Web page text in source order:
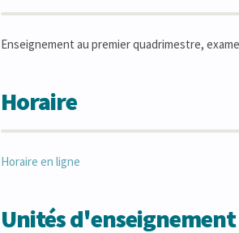
Enseignement au premier quadrimestre,
Horaire
Horaire en ligne
Unités